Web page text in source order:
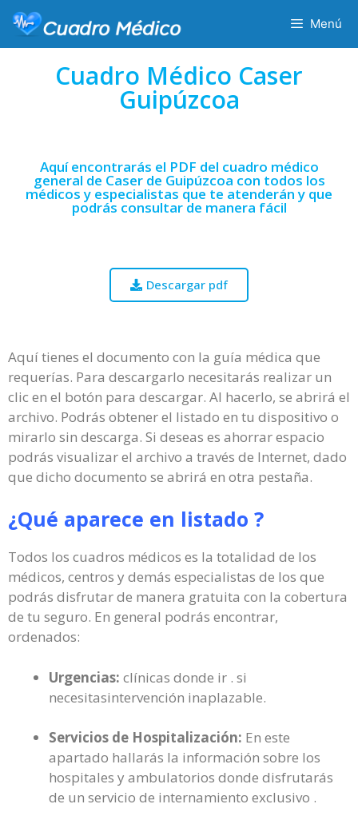
Menú
Cuadro Médico Caser
Guipúzcoa
Aquí encontrarás el PDF del cuadro médico
general de Caser de Guipúzcoa con todos los
médicos y especialistas que te atenderán y que
podrás consultar de manera fácil
Descargar pdf
Aquí tienes el documento con la guía médica que
requerías. Para descargarlo necesitarás realizar un
clic en el botón para descargar. Al hacerlo, se abrirá el
archivo. Podrás obtener el listado en tu dispositivo o
mirarlo sin descarga. Si deseas es ahorrar espacio
podrás visualizar el archivo a través de Internet, dado
que dicho documento se abrirá en otra pestaña.
¿Qué aparece en listado ?
Todos los cuadros médicos es la totalidad de los
médicos, centros y demás especialistas de los que
podrás disfrutar de manera gratuita con la cobertura
de tu seguro. En general podrás encontrar,
ordenados:
Urgencias: clínicas donde ir . si
necesitasintervención inaplazable.
Servicios de Hospitalización: En este
apartado hallarás la información sobre los
hospitales y ambulatorios donde disfrutarás
de un servicio de internamiento exclusivo .